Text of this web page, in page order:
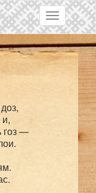
Toggle
navigation
гоз —